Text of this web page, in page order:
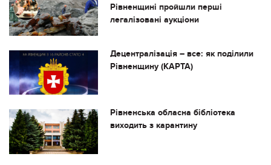
Рівненщині пройшли перші
легалізовані аукціони
Децентралізація – все: як поділили
Рівненщину (КАРТА)
Рівненська обласна бібліотека
виходить з карантину